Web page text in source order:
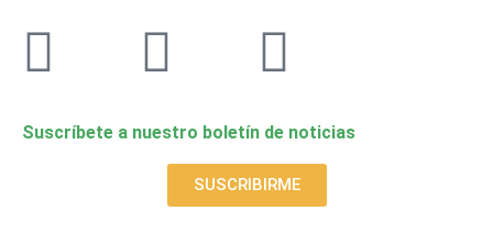
Suscríbete a nuestro boletín de noticias
SUSCRIBIRME